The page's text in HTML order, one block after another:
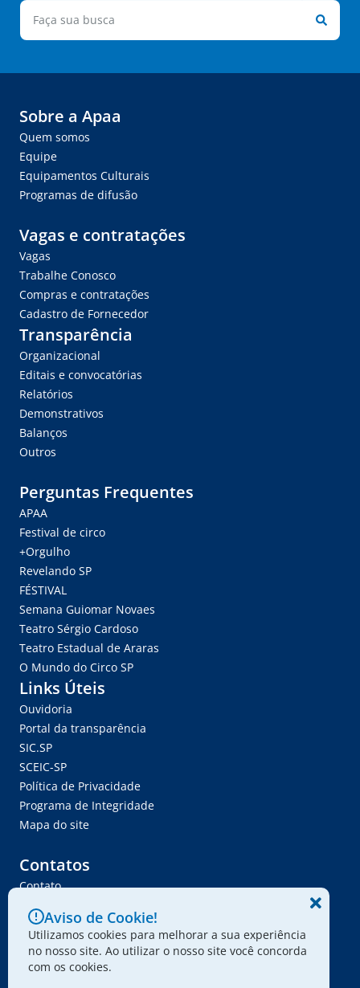
Sobre a Apaa
Quem somos
Equipe
Equipamentos Culturais
Programas de difusão
Vagas e contratações
Vagas
Trabalhe Conosco
Compras e contratações
Cadastro de Fornecedor
Transparência
Organizacional
Editais e convocatórias
Relatórios
Demonstrativos
Balanços
Outros
Perguntas Frequentes
APAA
Festival de circo
+Orgulho
Revelando SP
FÉSTIVAL
Semana Guiomar Novaes
Teatro Sérgio Cardoso
Teatro Estadual de Araras
O Mundo do Circo SP
Links Úteis
Ouvidoria
Portal da transparência
SIC.SP
SCEIC-SP
Política de Privacidade
Programa de Integridade
Mapa do site
Contatos
Contato
Trabalhe Conosco
Ser Fornecedor
Envie seu projeto
Aviso de Cookie!
Utilizamos cookies para melhorar a sua experiência
no nosso site. Ao utilizar o nosso site você concorda
com os cookies.